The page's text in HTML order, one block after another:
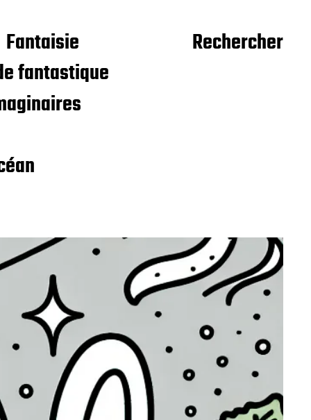
Fantaisie
fantastique
Rechercher